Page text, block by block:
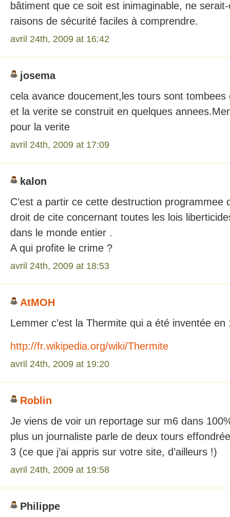
bâtiment que ce soit est inimaginable, ne
raisons de sécurité faciles à comprendre.
avril 24th, 2009 at 16:42
josema
cela avance doucement,les tours sont tombees
et la verite se construit en quelques
pour la verite
avril 24th, 2009 at 17:09
kalon
C’est a partir ce cette destruction programmee
droit de cite concernant toutes les lois
dans le monde entier .
A qui profite le crime ?
avril 24th, 2009 at 18:53
AtMOH
Lemmer c’est la Thermite qui a été inventée en
http://fr.wikipedia.org/wiki/Thermite
avril 24th, 2009 at 19:20
Roblin
Je viens de voir un reportage sur m6 dans
plus un journaliste parle de deux tours
3 (ce que j’ai appris sur votre site, d’ailleurs !)
avril 24th, 2009 at 19:58
Philippe